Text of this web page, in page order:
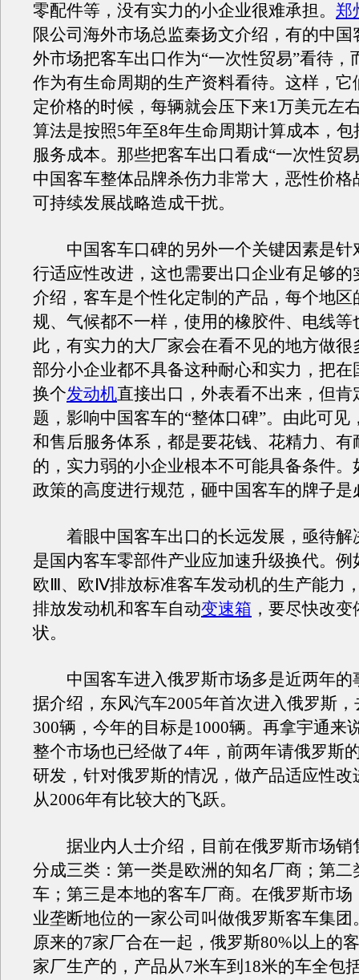
零配件等，没有实力的小企业很难承担。 郑
限公司海外市场总监秦扬文介绍，有的中国
外市场把客车出口作为“一次性贸易”看待，
作为有生命周期的生产资料看待。这样，它
定价格的时候，每辆就会压下来1万美元左
算法是按照5年至8年生命周期计算成本，
服务成本。那些把客车出口看成“一次性贸
中国客车整体品牌杀伤力非常大，恶性价格
可持续发展战略造成干扰。
中国客车口碑的另外一个关键因素是针
行适应性改进，这也需要出口企业有足够的
介绍，客车是个性化定制的产品，每个地区
规、气候都不一样，使用的橡胶件、电线等
此，有实力的大厂家会在看不见的地方做很
部分小企业都不具备这种耐心和实力，把在
换个发动机直接出口，外表看不出来，但肯
题，影响中国客车的“整体口碑”。由此可见
和售后服务体系，都是要花钱、花精力、有
的，实力弱的小企业根本不可能具备条件。
政策的高度进行规范，砸中国客车的牌子是
着眼中国客车出口的长远发展，亟待解
是国内客车零部件产业应加速升级换代。例
欧Ⅲ、欧Ⅳ排放标准客车发动机的生产能力
排放发动机和客车自动变速箱 ，要尽快改
状。
中国客车进入俄罗斯市场多是近两年的
据介绍，东风汽车2005年首次进入俄罗斯
300辆，今年的目标是1000辆。再拿宇通来
整个市场也已经做了4年，前两年请俄罗斯
研发，针对俄罗斯的情况，做产品适应性改
从2006年有比较大的飞跃。
据业内人士介绍，目前在俄罗斯市场销
分成三类：第一类是欧洲的知名厂商；第二
车；第三是本地的客车厂商。在俄罗斯市场
业垄断地位的一家公司叫做俄罗斯客车集团
原来的7家厂合在一起，俄罗斯80%以上的
家厂生产的，产品从7米车到18米的车全包